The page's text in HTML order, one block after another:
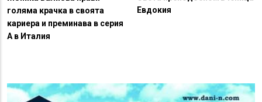
голяма крачка в своята
кариера и преминава в серия
А в Италия
Евдокия